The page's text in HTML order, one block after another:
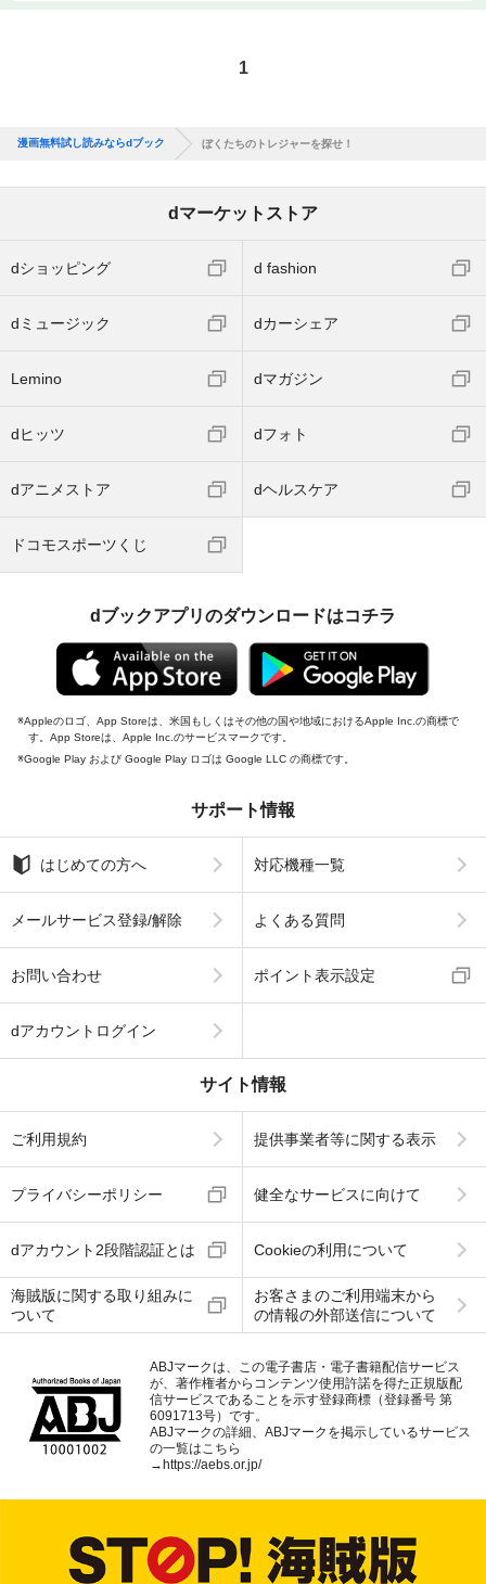
1
漫画無料試し読みならdブック ぼくたちのトレジャーを探せ！
dマーケットストア
dショッピング d fashion
dミュージック dカーシェア
Lemino dマガジン
dヒッツ dフォト
dアニメストア dヘルスケア
ドコモスポーツくじ
dブックアプリのダウンロードはコチラ
Appleのロゴ、App Storeは、米国もしくはその他の国や地域におけるApple Inc.の商標で
す。App Storeは、Apple Inc.のサービスマークです。
Google Play および Google Play ロゴは Google LLC の商標です。
サポート情報
はじめての方へ 対応機種一覧
メールサービス登録/解除 よくある質問
お問い合わせ ポイント表示設定
dアカウントログイン
サイト情報
ご利用規約 提供事業者等に関する表示
プライバシーポリシー 健全なサービスに向けて
dアカウント2段階認証とは Cookieの利用について
海賊版に関する取り組みに
ついて
お客さまのご利用端末から
の情報の外部送信について
ABJマークは、この電子書店・電子書籍配信サービス
が、著作権者からコンテンツ使用許諾を得た正規版配
信サービスであることを示す登録商標（登録番号 第
6091713号）です。
ABJマークの詳細、ABJマークを掲示しているサービス
の一覧はこちら
→https://aebs.or.jp/